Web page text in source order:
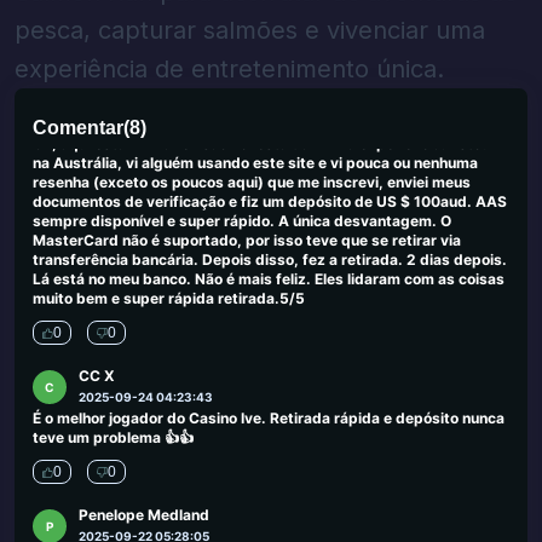
pesca, capturar salmões e vivenciar uma
experiência de entretenimento única.
Comentar(8)
Um dos melhores projetos no campo de jogos e loterias
2025-09-26 03:42:10
Ok, aqui está minha revisão honesta da minha experiência. Estou
na Austrália, vi alguém usando este site e vi pouca ou nenhuma
resenha (exceto os poucos aqui) que me inscrevi, enviei meus
documentos de verificação e fiz um depósito de US $ 100aud. AAS
sempre disponível e super rápido. A única desvantagem. O
MasterCard não é suportado, por isso teve que se retirar via
transferência bancária. Depois disso, fez a retirada. 2 dias depois.
Lá está no meu banco. Não é mais feliz. Eles lidaram com as coisas
muito bem e super rápida retirada.5/5
0 0
C
CC X
2025-09-24 04:23:43
É o melhor jogador do Casino Ive. Retirada rápida e depósito nunca
teve um problema 👍👍
0 0
P
Penelope Medland
2025-09-22 05:28:05